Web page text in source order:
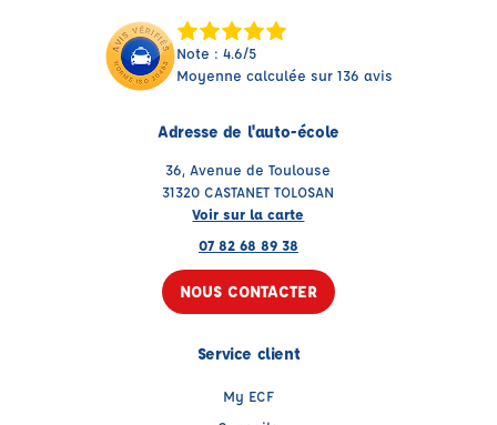
Note : 4.6/5
Moyenne calculée sur 136 avis
Adresse de l'auto-école
36, Avenue de Toulouse
31320 CASTANET TOLOSAN
Voir sur la carte
07 82 68 89 38
NOUS CONTACTER
Service client
My ECF